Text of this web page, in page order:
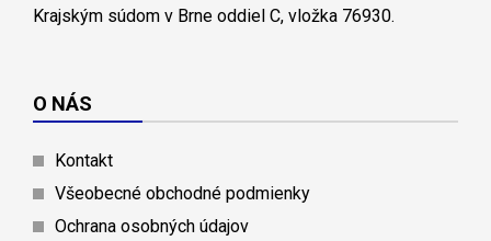
Krajským súdom v Brne oddiel C, vložka 76930.
O NÁS
Kontakt
Všeobecné obchodné podmienky
Ochrana osobných údajov